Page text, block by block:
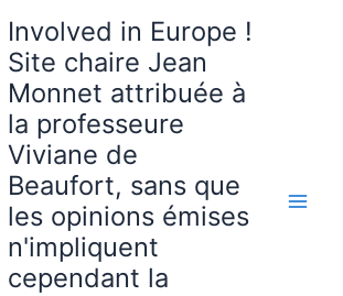
Involved in Europe !
Site chaire Jean
Monnet attribuée à
la professeure
Viviane de
Beaufort, sans que
les opinions émises
n'impliquent
cependant la